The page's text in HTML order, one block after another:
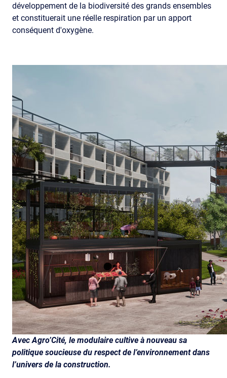
développement de la biodiversité des grands ensembles
et constituerait une réelle respiration par un apport
conséquent d'oxygène.
Avec Agro’Cité, le modulaire cultive à nouveau sa
politique soucieuse du respect de l’environnement dans
l’univers de la construction.